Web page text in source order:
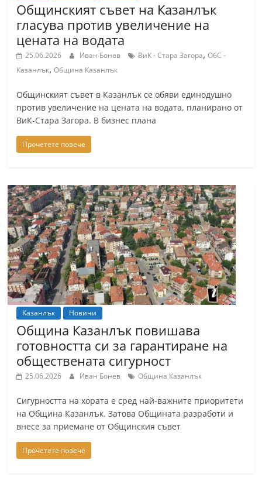
Общинският съвет на Казанлък
гласува против увеличение на
цената на водата
25.06.2026 Иван Бонев ВиК - Стара Загора,ОбС -
Казанлък,Община Казанлък
Общинският съвет в Казанлък се обяви единодушно
против увеличение на цената на водата, планирано от
ВиК-Стара Загора. В бизнес плана
Прочетете повече
Казанлък Новини
Община Казанлък повишава
готовността си за гарантиране на
обществената сигурност
25.06.2026 Иван Бонев Община Казанлък
Сигурността на хората е сред най-важните приоритети
на Община Казанлък. Затова Общината разработи и
внесе за приемане от Общинския съвет
Прочетете повече